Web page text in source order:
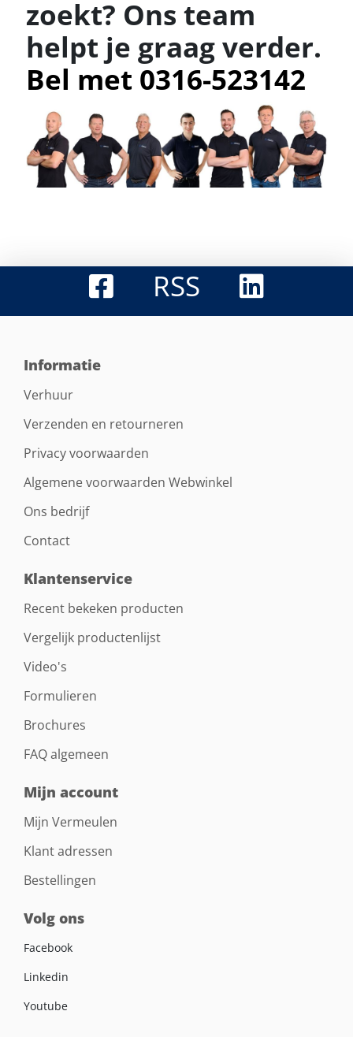
zoekt? Ons team
helpt je graag verder.
Bel met 0316-523142
RSS
Informatie
Verhuur
Verzenden en retourneren
Privacy voorwaarden
Algemene voorwaarden Webwinkel
Ons bedrijf
Contact
Klantenservice
Recent bekeken producten
Vergelijk productenlijst
Video's
Formulieren
Brochures
FAQ algemeen
Mijn account
Mijn Vermeulen
Klant adressen
Bestellingen
Volg ons
Facebook
Linkedin
Youtube